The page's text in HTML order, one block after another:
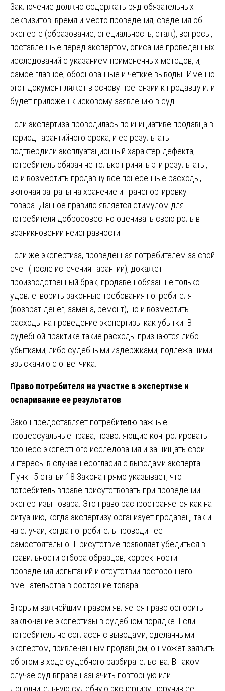
Заключение должно содержать ряд обязательных
реквизитов: время и место проведения, сведения об
эксперте (образование, специальность, стаж), вопросы,
поставленные перед экспертом, описание проведенных
исследований с указанием примененных методов, и,
самое главное, обоснованные и четкие выводы. Именно
этот документ ляжет в основу претензии к продавцу или
будет приложен к исковому заявлению в суд.
Если экспертиза проводилась по инициативе продавца в
период гарантийного срока, и ее результаты
подтвердили эксплуатационный характер дефекта,
потребитель обязан не только принять эти результаты,
но и возместить продавцу все понесенные расходы,
включая затраты на хранение и транспортировку
товара. Данное правило является стимулом для
потребителя добросовестно оценивать свою роль в
возникновении неисправности.
Если же экспертиза, проведенная потребителем за свой
счет (после истечения гарантии), докажет
производственный брак, продавец обязан не только
удовлетворить законные требования потребителя
(возврат денег, замена, ремонт), но и возместить
расходы на проведение экспертизы как убытки. В
судебной практике такие расходы признаются либо
убытками, либо судебными издержками, подлежащими
взысканию с ответчика.
Право потребителя на участие в экспертизе и
оспаривание ее результатов
Закон предоставляет потребителю важные
процессуальные права, позволяющие контролировать
процесс экспертного исследования и защищать свои
интересы в случае несогласия с выводами эксперта.
Пункт 5 статьи 18 Закона прямо указывает, что
потребитель вправе присутствовать при проведении
экспертизы товара. Это право распространяется как на
ситуацию, когда экспертизу организует продавец, так и
на случаи, когда потребитель проводит ее
самостоятельно. Присутствие позволяет убедиться в
правильности отбора образцов, корректности
проведения испытаний и отсутствии постороннего
вмешательства в состояние товара.
Вторым важнейшим правом является право оспорить
заключение экспертизы в судебном порядке. Если
потребитель не согласен с выводами, сделанными
экспертом, привлеченным продавцом, он может заявить
об этом в ходе судебного разбирательства. В таком
случае суд вправе назначить повторную или
дополнительную судебную экспертизу, поручив ее